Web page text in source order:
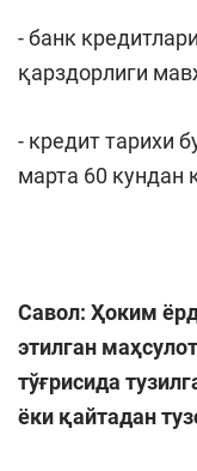
- банк
қарздорлиги
- кредит тарихи
марта 60 кундан
Савол: Ҳоким
этилган
тўғрисида
ёки қайтадан